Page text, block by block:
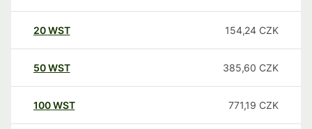
20WST 154,24 CZK
50WST 385,60 CZK
100WST 771,19 CZK